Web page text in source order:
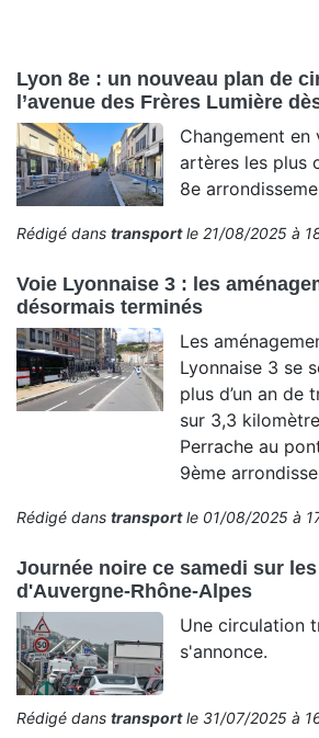
Lyon 8e : un nouveau plan de
l’avenue des Frères Lumière
Changement en
artères les plus
8e
Rédigé dans transportle 21/08/2025 à
Voie Lyonnaise 3 : les
désormais terminés
Les
Lyonnaise 3 se
plus d’un an de
sur 3,3
Perrache au
9ème
Rédigé dans transportle 01/08/2025 à
Journée noire ce samedi sur
d'Auvergne-Rhône-Alpes
Une circulation
s'annonce.
Rédigé dans transportle 31/07/2025 à